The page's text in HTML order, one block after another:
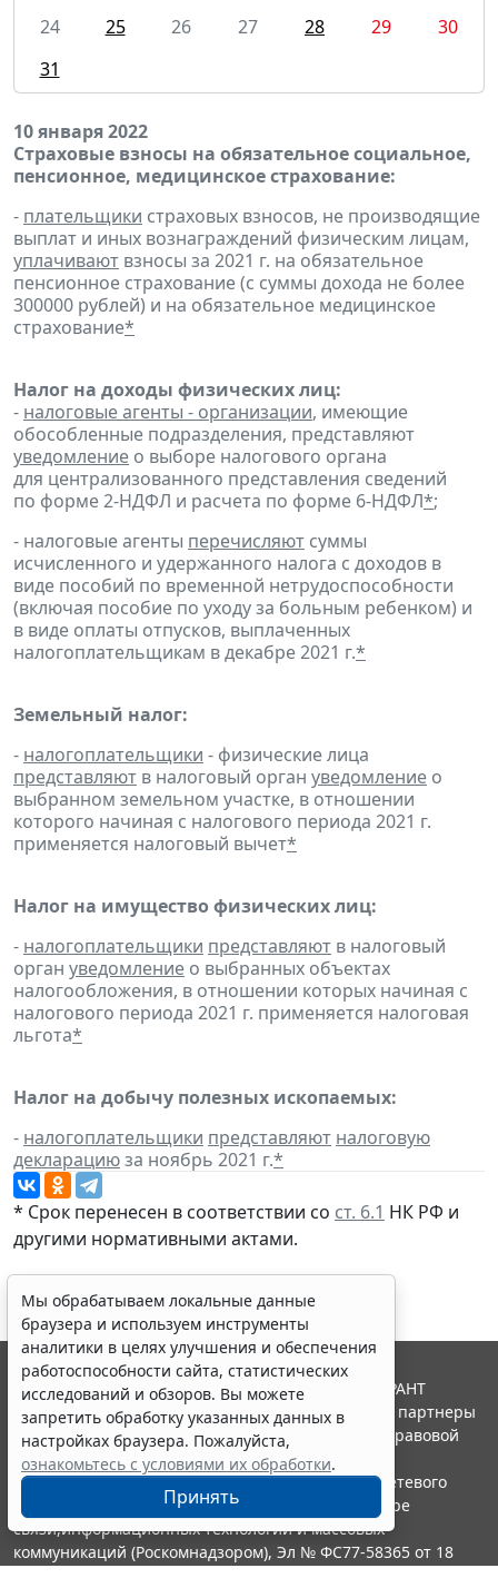
24
25 26 27 28 29
30
31
10 января 2022
Страховые взносы на обязательное социальное,
пенсионное, медицинское страхование:
- плательщики страховых взносов, не производящие
выплат и иных вознаграждений физическим лицам,
уплачивают взносы за 2021 г. на обязательное
пенсионное страхование (с суммы дохода не более
300000 рублей) и на обязательное медицинское
страхование*
Налог на доходы физических лиц:
- налоговые агенты - организации, имеющие
обособленные подразделения, представляют
уведомление о выборе налогового органа
для централизованного представления сведений
по форме 2-НДФЛ и расчета по форме 6-НДФЛ*;
- налоговые агенты перечисляют суммы
исчисленного и удержанного налога с доходов в
виде пособий по временной нетрудоспособности
(включая пособие по уходу за больным ребенком) и
в виде оплаты отпусков, выплаченных
налогоплательщикам в декабре 2021 г.*
Земельный налог:
- налогоплательщики - физические лица
представляют в налоговый орган уведомление о
выбранном земельном участке, в отношении
которого начиная с налогового периода 2021 г.
применяется налоговый вычет*
Налог на имущество физических лиц:
- налогоплательщики представляют в налоговый
орган уведомление о выбранных объектах
налогообложения, в отношении которых начиная с
налогового периода 2021 г. применяется налоговая
льгота*
Налог на добычу полезных ископаемых:
- налогоплательщики представляют налоговую
декларациюза ноябрь 2021 г.*
* Срок перенесен в соответствии со ст. 6.1 НК РФ и
другими нормативными актами.
Мы обрабатываем локальные данные
браузера и используем инструменты
аналитики в целях улучшения и обеспечения
работоспособности сайта, статистических
исследований и обзоров. Вы можете
запретить обработку указанных данных в
настройках браузера. Пожалуйста,
ознакомьтесь с условиями их обработки.
Принять
© ООО "НПП "ГАРАНТ-СЕРВИС", 2026. Система ГАРАНТ
выпускается с 1990 года. Компания "Гарант" и ее партнеры
являются участниками Российской ассоциации правовой
информации ГАРАНТ.
Портал ГАРАНТ.РУ зарегистрирован в качестве сетевого
издания Федеральной службой по надзору в сфере
связи,информационных технологий и массовых
коммуникаций (Роскомнадзором), Эл № ФС77-58365 от 18